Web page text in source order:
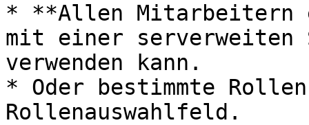
* **Allen Mitarbeitern
mit einer serverweiten
verwenden kann.
* Oder bestimmte
Rollenauswahlfeld.